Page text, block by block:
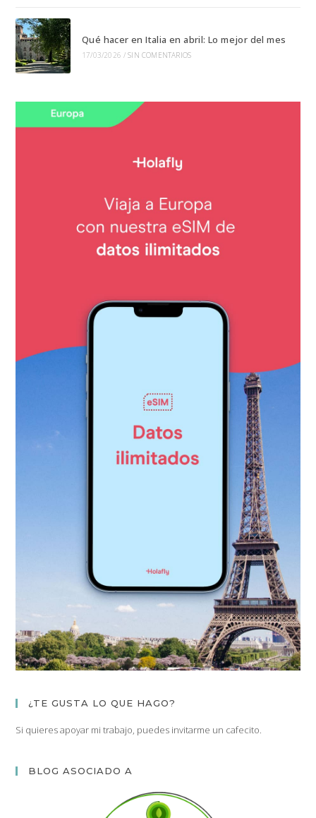
Qué hacer en Italia en abril: Lo mejor del mes
17/03/2026 / SIN COMENTARIOS
¿TE GUSTA LO QUE HAGO?
Si quieres apoyar mi trabajo, puedes invitarme un cafecito.
BLOG ASOCIADO A